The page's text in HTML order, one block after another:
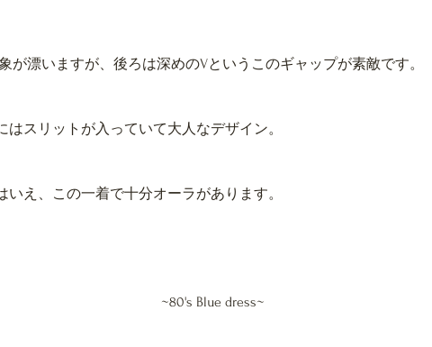
が漂いますが、後ろは深めのVというこのギャップが素敵です。
はスリットが入っていて大人なデザイン。
いえ、この一着で十分オーラがあります。
~80's Blue dress~